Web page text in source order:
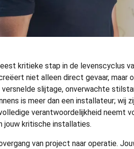
kritieke stap in de levenscyclus
niet alleen direct gevaar, maar
slijtage, onverwachte
is meer dan een installateur; wij
verantwoordelijkheid neemt
jouw kritische installaties.
van project naar operatie.